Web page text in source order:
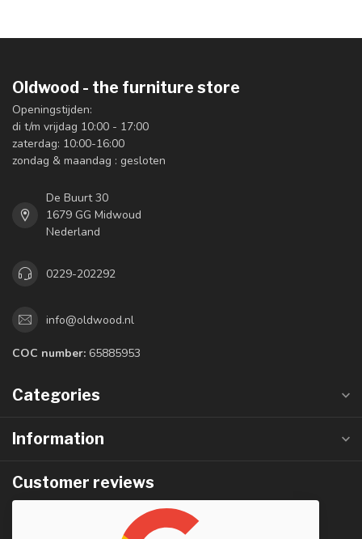
Oldwood - the furniture store
Openingstijden:
di t/m vrijdag 10:00 - 17:00
zaterdag: 10:00-16:00
zondag & maandag : gesloten
De Buurt 30
1679 GG Midwoud
Nederland
0229-202292
info@oldwood.nl
COC number: 65885953
Categories
Information
Customer reviews